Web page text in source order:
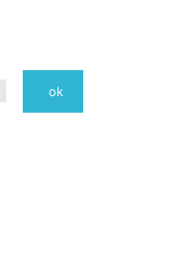
ok